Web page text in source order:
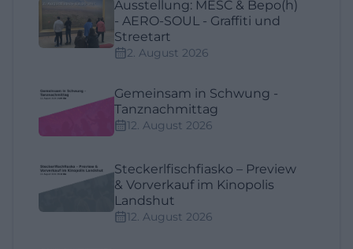
Ausstellung: MESC & Bepo(h)
- AERO-SOUL - Graffiti und
Streetart
2. August 2026
Gemeinsam in Schwung -
Tanznachmittag
12. August 2026
Steckerlfischfiasko – Preview
& Vorverkauf im Kinopolis
Landshut
12. August 2026